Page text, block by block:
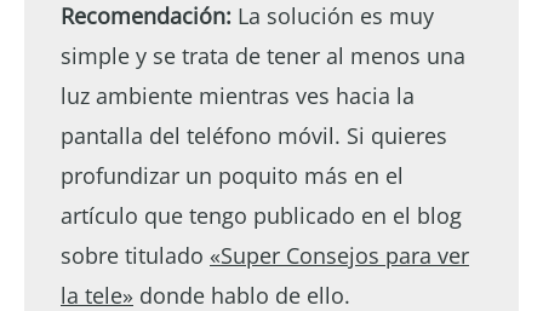
Recomendación: La solución es muy
simple y se trata de tener al menos una
luz ambiente mientras ves hacia la
pantalla del teléfono móvil. Si quieres
profundizar un poquito más en el
artículo que tengo publicado en el blog
sobre titulado «Super Consejos para ver
la tele» donde hablo de ello.